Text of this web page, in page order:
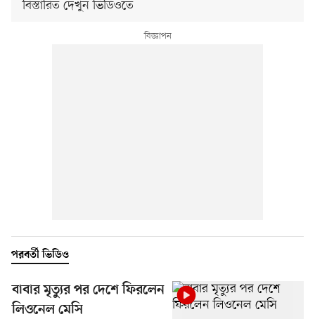
বিস্তারিত দেখুন ভিডিওতে
পরবর্তী ভিডিও
বাবার মৃত্যুর পর দেশে ফিরলেন
লিওনেল মেসি